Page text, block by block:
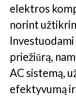
elektros
norint
priežiūrą,
AC sistemą,
efektyvumą